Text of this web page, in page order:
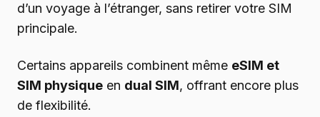
d’un voyage à l’étranger, sans retirer votre SIM
principale.
Certains appareils combinent même eSIM et
SIM physique en dual SIM, offrant encore plus
de flexibilité.